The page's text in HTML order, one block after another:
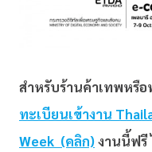
สำหรับร้านค้าเทพหรือ
ทะเบียนเข้างาน
Week (คลิก)งานนี้ฟรี